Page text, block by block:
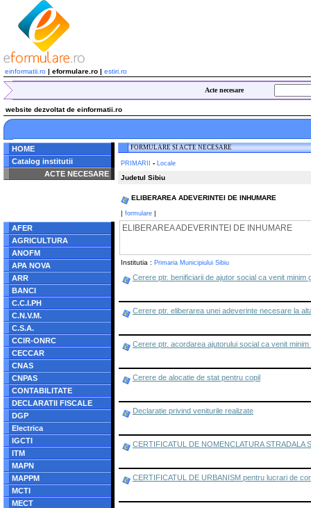
einformatii.ro | eformulare.ro | estiri.ro
Acte necesare
website dezvoltat de einformatii.ro
HOME
Catalog institutii
ACTE NECESARE
/home/eformulare.ro/public_html/navigare/stanga.php
AFER
AGRICULTURA
ANOFM
APA NOVA
ARR
BANCI
C.C.I.PH
C.N.V.M.
C.S.A.
CCIR-ONRC
CECCAR
CNAS
CNPAS
CONTABILITATE
DECLARATII FISCALE
DGP
Electrica
IGCTI
ITM
MAPN
MAPPM
MCTI
MECT
FORMULARE SI ACTE NECESARE
PRIMARII - Locale
Judetul Sibiu
ELIBERAREA ADEVERINTEI DE INHUMARE
| formulare |
ELIBERAREA ADEVERINTEI DE INHUMARE
Institutia : Primaria Municipiului Sibiu
Cerere ptr. benificiarii de ajutor social ca venit
Cerere ptr. eliberarea unei adeverinte necesare la
Cerere ptr. acordarea ajutorului social ca venit minim
Cerere de alocatie de stat pentru copil
Declaratie privind veniturile realizate
CERTIFICATUL DE NOMENCLATURA STRADALA
CERTIFICATUL DE URBANISM pentru lucrari de